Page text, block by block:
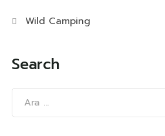
Wild Camping
Search